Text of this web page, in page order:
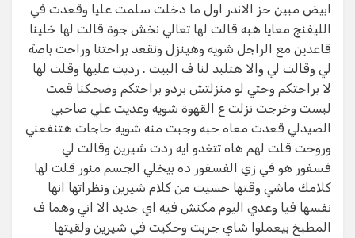
ابيض مبين حز الاندر اول ما دخلت سلمت عليا وقعدت في
الليفنج معايا هبه قالت لها تعالي نخش جوة قالت لها خلينا
قاعدين مع الراجل شويه وهينزل ونقعد براحتنا وراحت باصة
لي وقالت لي والا هتلبد لنا ف البيت . رديت عليها وقلت لها
لا براحتكم وحتي لو منزلتش بردو براحتكم وضحكنا قمت
لبست وخرجت نزلت ع القهوة شويه وعديت علي صاحبي
الصيدلي قعدت معاه حبه وجبت منه شويه حاجات هتنفعني
وروحت قلت لهم هاه تتغدو ايه ردت شيرين وقالت لي
فسفور هو في زي الفسفور ده بيخلي الجسم منور قلت لها
كلامك ماشي وقتها حسيت من كلام شيرين ونظراتها انها
نفسها فيا وعدي اليوم مكنش فيه اي جديد الا اني وهما ف
المطبخ بيعملوا شاي جربت وحكيت في شيرين ولقيتها